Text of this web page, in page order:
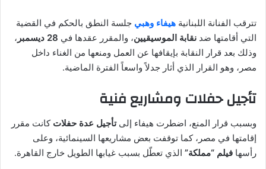
تترقب الفنانة اللبنانية هيفاء وهبي جلسة النطق بالحكم في القضية
التي أقامتها ضد نقابة الموسيقيين، والمقرر عقدها في 28 ديسمبر
،
وذلك بعد قرار النقابة بإيقافها عن العمل ومنعها من الغناء داخل
مصر، وهو القرار الذي أثار جدلاً واسعاً الفترة الماضية.
تأجيل حفلات ومشاريع فنية
وبسبب قرار المنع، اضطرت هيفاء إلىتأجيل عدة حفلات كانت مقرر
إقامتها في مصر، كما توقفت بعض مشاريعها السينمائية، وعلى
رأسها فيلم “مملكة” الذي تعطّل بسبب غيابها الطويل خارج القاهرة.